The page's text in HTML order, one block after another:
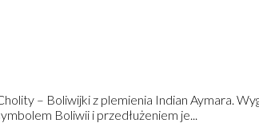
– Boliwijki z plemienia Indian Aymara.
Boliwii i przedłużeniem je...